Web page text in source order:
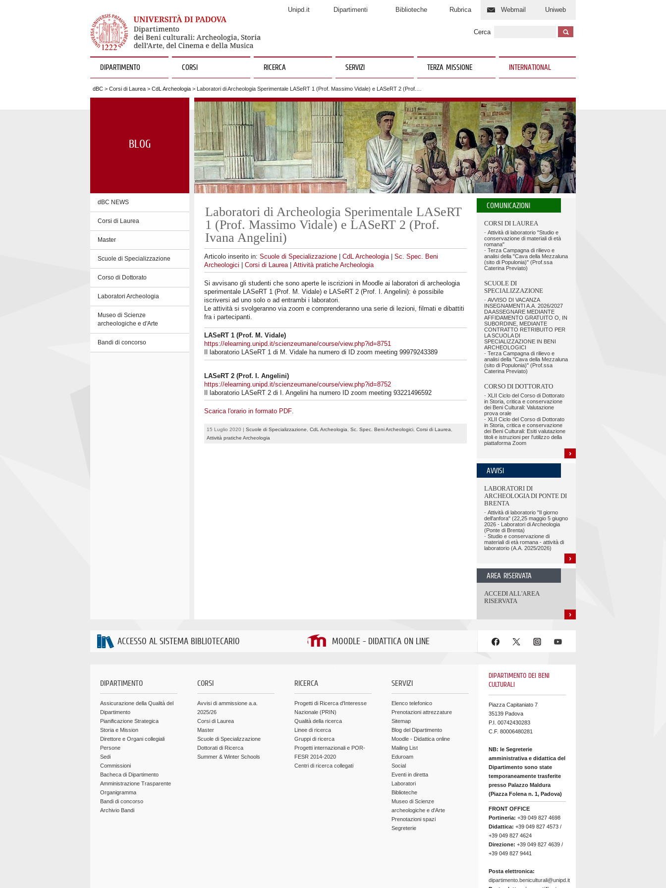
Unipd.it Dipartimenti Biblioteche Rubrica Webmail Uniweb
Cerca
DIPARTIMENTO CORSI RICERCA SERVIZI TERZA MISSIONE INTERNATIONAL
dBC > Corsi di Laurea > CdL Archeologia > Laboratori di Archeologia Sperimentale LASeRT 1 (Prof. Massimo Vidale) e LASeRT 2 (Prof.…
BLOG
dBC NEWS
Corsi di Laurea
Master
Scuole di Specializzazione
Corso di Dottorato
Laboratori Archeologia
Museo di Scienze
archeologiche e d'Arte
Bandi di concorso
Laboratori di Archeologia Sperimentale LASeRT
1 (Prof. Massimo Vidale) e LASeRT 2 (Prof.
Ivana Angelini)
Articolo inserito in: Scuole di Specializzazione CdL Archeologia
Sc. Spec. Beni
Archeologici
Corsi di Laurea Attività pratiche Archeologia
Si avvisano gli studenti che sono aperte le iscrizioni in Moodle ai laboratori di archeologia
sperimentale LASeRT 1 (Prof. M. Vidale) e LASeRT 2 (Prof. I. Angelini): è possibile
iscriversi ad uno solo o ad entrambi i laboratori.
Le attività si svolgeranno via zoom e comprenderanno una serie di lezioni, filmati e dibattiti
fra i partecipanti.
LASeRT 1 (Prof. M. Vidale)
https://elearning.unipd.it/scienzeumane/course/view.php?id=8751
Il laboratorio LASeRT 1 di M. Vidale ha numero di ID zoom meeting 99979243389
LASeRT 2 (Prof. I. Angelini)
https://elearning.unipd.it/scienzeumane/course/view.php?id=8752
Il laboratorio LASeRT 2 di I. Angelini ha numero ID zoom meeting 93221496592
Scarica l'orario in formato PDF.
15 Luglio 2020 | Scuole di Specializzazione CdL Archeologia Sc. Spec. Beni Archeologici Corsi di Laurea
Attività pratiche Archeologia
COMUNICAZIONI
CORSI DI LAUREA
- Attività di laboratorio "Studio e
conservazione di materiali di età
romana"
- Terza Campagna di rilievo e
analisi della "Cava della Mezzaluna
(sito di Populonia)" (Prof.ssa
Caterina Previato)
SCUOLE DI
SPECIALIZZAZIONE
- AVVISO DI VACANZA
INSEGNAMENTI A.A. 2026/2027
DA ASSEGNARE MEDIANTE
AFFIDAMENTO GRATUITO O, IN
SUBORDINE, MEDIANTE
CONTRATTO RETRIBUITO PER
LA SCUOLA DI
SPECIALIZZAZIONE IN BENI
ARCHEOLOGICI
- Terza Campagna di rilievo e
analisi della "Cava della Mezzaluna
(sito di Populonia)" (Prof.ssa
Caterina Previato)
CORSO DI DOTTORATO
- XLII Ciclo del Corso di Dottorato
in Storia, critica e conservazione
dei Beni Culturali: Valutazione
prova orale
- XLII Ciclo del Corso di Dottorato
in Storia, critica e conservazione
dei Beni Culturali: Esiti valutazione
titoli e istruzioni per l'utilizzo della
piattaforma Zoom
AVVISI
LABORATORI DI
ARCHEOLOGIA DI PONTE DI
BRENTA
- Attività di laboratorio "Il giorno
dell'anfora" (22,25 maggio 5 giugno
2026 - Laboratori di Archeologia
(Ponte di Brenta)
- Studio e conservazione di
materiali di età romana - attività di
laboratorio (A.A. 2025/2026)
AREA RISERVATA
ACCEDI ALL'AREA
RISERVATA
ACCESSO AL SISTEMA BIBLIOTECARIO MOODLE - DIDATTICA ON LINE
DIPARTIMENTO
Assicurazione della Qualità del
Dipartimento
Pianificazione Strategica
Storia e Mission
Direttore e Organi collegiali
Persone
Sedi
Commissioni
Bacheca di Dipartimento
Amministrazione Trasparente
Organigramma
Bandi di concorso
Archivio Bandi
CORSI
Avvisi di ammissione a.a.
2025/26
Corsi di Laurea
Master
Scuole di Specializzazione
Dottorati di Ricerca
Summer & Winter Schools
RICERCA
Progetti di Ricerca d'Interesse
Nazionale (PRIN)
Qualità della ricerca
Linee di ricerca
Gruppi di ricerca
Progetti internazionali e POR-
FESR 2014-2020
Centri di ricerca collegati
SERVIZI
Elenco telefonico
Prenotazioni attrezzature
Sitemap
Blog del Dipartimento
Moodle - Didattica online
Mailing List
Eduroam
Social
Eventi in diretta
Laboratori
Biblioteche
Museo di Scienze
archeologiche e d'Arte
Prenotazioni spazi
Segreterie
DIPARTIMENTO DEI BENI
CULTURALI
Piazza Capitaniato 7
35139 Padova
P.I. 00742430283
C.F. 80006480281
NB: le Segreterie
amministrativa e didattica del
Dipartimento sono state
temporaneamente trasferite
presso Palazzo Maldura
(Piazza Folena n. 1, Padova)
FRONT OFFICE
Portineria: +39 049 827 4698
Didattica: +39 049 827 4573 /
+39 049 827 4624
Direzione: +39 049 827 4639 /
+39 049 827 9441
Posta elettronica:
dipartimento.beniculturali@unipd.it